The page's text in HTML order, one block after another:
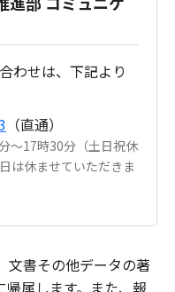
わせは、下記より
（直通）
～17時30分（土日祝休
は休ませていただきま
文書その他データの著
属します。また、報